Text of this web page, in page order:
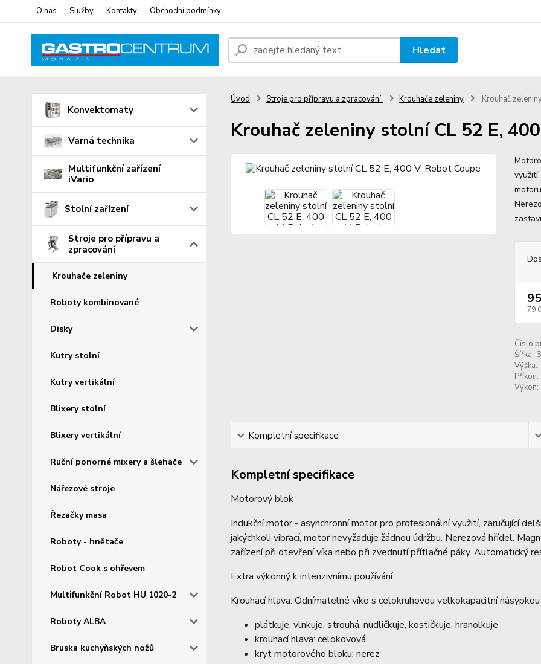
O nás Služby Kontakty Obchodní podmínky
Hledat
Konvektomaty
Varná technika
Multifunkční zařízení
iVario
Stolní zařízení
Stroje pro přípravu a
zpracování
Krouhače zeleniny
Roboty kombinované
Disky
Kutry stolní
Kutry vertikální
Blixery stolní
Blixery vertikální
Ruční ponorné mixery a šlehače
Nářezové stroje
Řezačky masa
Roboty - hnětače
Robot Cook s ohřevem
Multifunkční Robot HU 1020-2
Roboty ALBA
Bruska kuchyňských nožů
Úvod Stroje pro přípravu a zpracování Krouhače zeleniny Krouhač
Krouhač zeleniny stolní CL 52 E,
79
Číslo
Šířka:
Výška:
Příkon:
Výkon:
Kompletní specifikace
Kompletní specifikace
Motorový blok
Indukční motor - asynchronní motor pro profesionální využití, zaručující
jakýchkoli vibrací, motor nevyžaduje žádnou údržbu. Nerezová hřídel.
zařízení při otevření víka nebo při zvednutí přítlačné páky. Automatický
Extra výkonný k intenzivnímu používání
Krouhací hlava: Odnímatelné víko s celokruhovou velkokapacitní
plátkuje, vlnkuje, strouhá, nudličkuje, kostičkuje, hranolkuje
krouhací hlava: celokovová
kryt motorového bloku: nerez